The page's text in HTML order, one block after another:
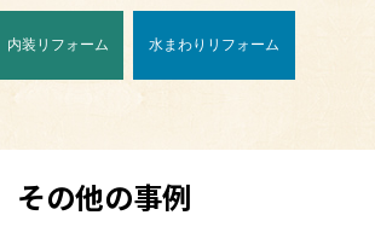
内装リフォーム 水まわりリフォーム
その他の事例